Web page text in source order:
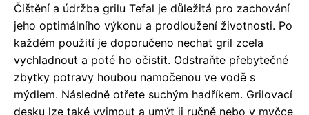
Čištění a údržba grilu Tefal je důležitá pro zachování
jeho optimálního výkonu a prodloužení životnosti. Po
každém použití je doporučeno nechat gril zcela
vychladnout a poté ho očistit. Odstraňte přebytečné
zbytky potravy houbou namočenou ve vodě s
mýdlem. Následně otřete suchým hadříkem. Grilovací
desku lze také vyjmout a umýt ji ručně nebo v myčce